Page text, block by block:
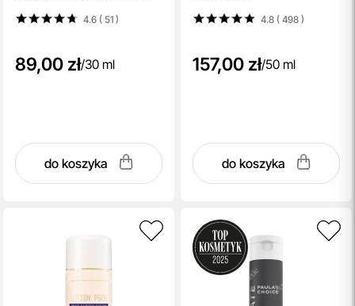
4.6 ( 51)
89,00 zł/30 ml
do koszyka
4.8 ( 498)
157,00 zł/50 ml
do koszyka